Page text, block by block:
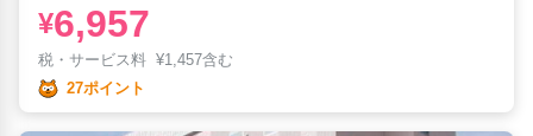
¥6,957
税・サービス料 ¥1,457含む
27ポイント